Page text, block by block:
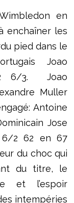
en
enchaîner les
pied dans le
Joao
2 6/3. Joao
Muller
Antoine
Jose
6/2 62 en 67
du choc qui
du titre, le
et l’espoir
intempéries